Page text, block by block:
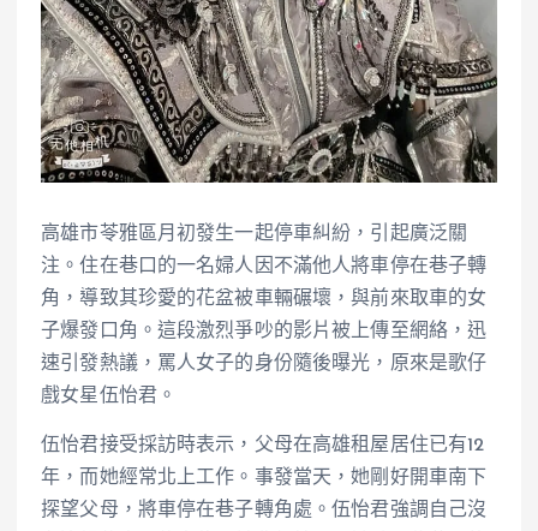
高雄市苓雅區月初發生一起停車糾紛，引起廣泛關
注。住在巷口的一名婦人因不滿他人將車停在巷子轉
角，導致其珍愛的花盆被車輛碾壞，與前來取車的女
子爆發口角。這段激烈爭吵的影片被上傳至網絡，迅
速引發熱議，罵人女子的身份隨後曝光，原來是歌仔
戲女星伍怡君。
伍怡君接受採訪時表示，父母在高雄租屋居住已有12
年，而她經常北上工作。事發當天，她剛好開車南下
探望父母，將車停在巷子轉角處。伍怡君強調自己沒